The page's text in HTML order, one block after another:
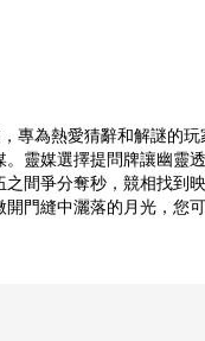
專為熱愛猜辭和解謎的玩
靈媒選擇提問牌讓幽靈
間爭分奪秒，競相找到
門縫中灑落的月光，您